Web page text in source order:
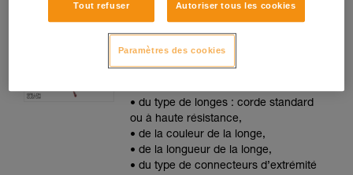
Longes de maintien au travail
GRILLON
Le service Petzl Custom permet le
• du type de longes : corde standard
ou à haute résistance,
• de la couleur de la longe,
• de la longueur de la longe,
• du type de connecteurs d’extrémité
Tout refuser Autoriser tous les cookies
Paramètres des cookies